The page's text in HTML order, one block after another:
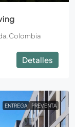
Colombia
Detalles
ENTREGA PREVENTA